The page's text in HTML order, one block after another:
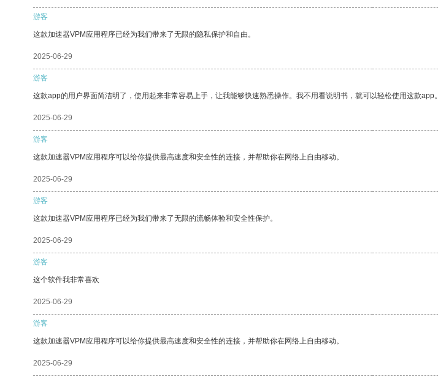
游客
这款加速器VPM应用程序已经为我们带来了无限的隐私保护和自由。
2025-06-29
游客
这款app的用户界面简洁明了，使用起来非常容易上手，让我能够快速熟悉操作。我不用看说明书，就可以轻松使用这款app。
2025-06-29
游客
这款加速器VPM应用程序可以给你提供最高速度和安全性的连接，并帮助你在网络上自由移动。
2025-06-29
游客
这款加速器VPM应用程序已经为我们带来了无限的流畅体验和安全性保护。
2025-06-29
游客
这个软件我非常喜欢
2025-06-29
游客
这款加速器VPM应用程序可以给你提供最高速度和安全性的连接，并帮助你在网络上自由移动。
2025-06-29